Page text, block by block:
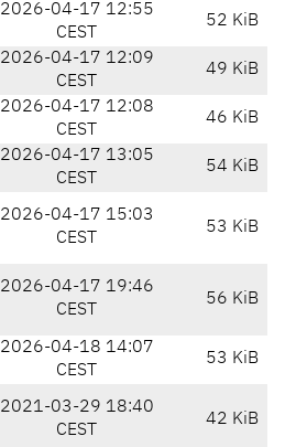
2026-04-17 12:55
CEST
52 KiB
2026-04-17 12:09
CEST
49 KiB
2026-04-17 12:08
CEST
46 KiB
2026-04-17 13:05
CEST
54 KiB
2026-04-17 15:03
CEST
53 KiB
2026-04-17 19:46
CEST
56 KiB
2026-04-18 14:07
CEST
53 KiB
2021-03-29 18:40
CEST
42 KiB